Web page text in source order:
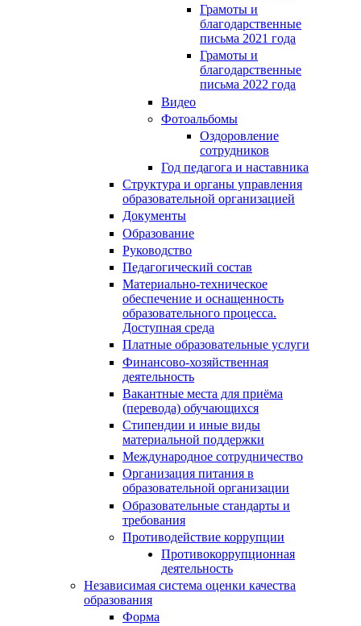
Грамоты и
благодарственные
письма 2021 года
Грамоты и
благодарственные
письма 2022 года
Видео
Фотоальбомы
Оздоровление
сотрудников
Год педагога и наставника
Структура и органы управления
образовательной организацией
Документы
Образование
Руководство
Педагогический состав
Материально-техническое
обеспечение и оснащенность
образовательного процесса.
Доступная среда
Платные образовательные услуги
Финансово-хозяйственная
деятельность
Вакантные места для приёма
(перевода) обучающихся
Стипендии и иные виды
материальной поддержки
Международное сотрудничество
Организация питания в
образовательной организации
Образовательные стандарты и
требования
Противодействие коррупции
Противокоррупционная
деятельность
Независимая система оценки качества
образования
Форма